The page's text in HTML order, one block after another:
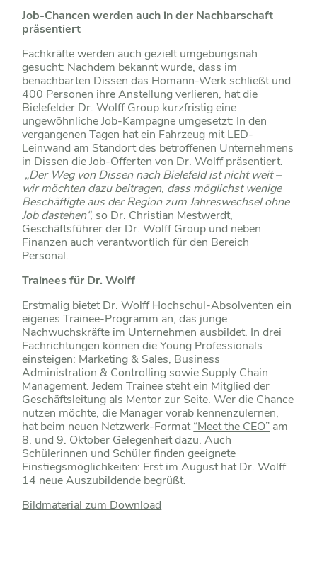
Job-Chancen werden auch in der Nachbarschaft
präsentiert
Fachkräfte werden auch gezielt umgebungsnah
gesucht: Nachdem bekannt wurde, dass im
benachbarten Dissen das Homann-Werk schließt und
400 Personen ihre Anstellung verlieren, hat die
Bielefelder Dr. Wolff Group kurzfristig eine
ungewöhnliche Job-Kampagne umgesetzt: In den
vergangenen Tagen hat ein Fahrzeug mit LED-
Leinwand am Standort des betroffenen Unternehmens
in Dissen die Job-Offerten von Dr. Wolff präsentiert.
„Der Weg von Dissen nach Bielefeld ist nicht weit –
wir möchten dazu beitragen, dass möglichst wenige
Beschäftigte aus der Region zum Jahreswechsel ohne
Job dastehen“, so Dr. Christian Mestwerdt,
Geschäftsführer der Dr. Wolff Group und neben
Finanzen auch verantwortlich für den Bereich
Personal.
Trainees für Dr. Wolff
Erstmalig bietet Dr. Wolff Hochschul-Absolventen ein
eigenes Trainee-Programm an, das junge
Nachwuchskräfte im Unternehmen ausbildet. In drei
Fachrichtungen können die Young Professionals
einsteigen: Marketing & Sales, Business
Administration & Controlling sowie Supply Chain
Management. Jedem Trainee steht ein Mitglied der
Geschäftsleitung als Mentor zur Seite. Wer die Chance
nutzen möchte, die Manager vorab kennenzulernen,
hat beim neuen Netzwerk-Format“Meet the CEO” am
8. und 9. Oktober Gelegenheit dazu. Auch
Schülerinnen und Schüler finden geeignete
Einstiegsmöglichkeiten: Erst im August hat Dr. Wolff
14 neue Auszubildende begrüßt.
Bildmaterial zum Download